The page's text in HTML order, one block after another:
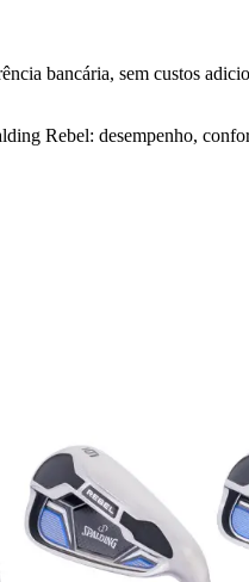
bancária, sem custos
Rebel: desempenho,